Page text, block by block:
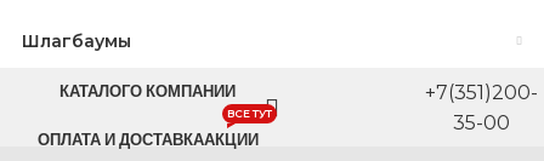
Шлагбаумы
КАТАЛОГО КОМПАНИИ
ОПЛАТА И ДОСТАВКААКЦИИ
ВСЕ ТУТ
+7(351)200-
35-00